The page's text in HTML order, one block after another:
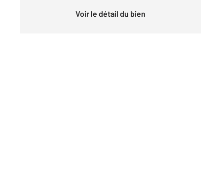
Voir le détail du bien